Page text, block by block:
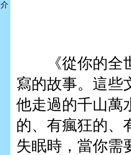
介
《從你的全世
寫的故事。這些
他走過的千山萬
的、有瘋狂的、
失眠時，當你